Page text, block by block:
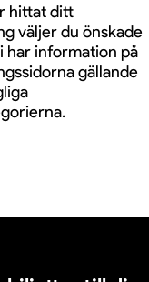
hittat ditt
väljer du önskade
har information på
gällande